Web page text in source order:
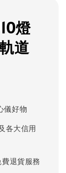
燈
道
儀好物
各大信用
退貨服務